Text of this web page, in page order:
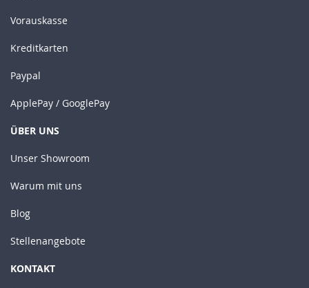
Vorauskasse
Kreditkarten
Paypal
ApplePay / GooglePay
ÜBER UNS
Unser Showroom
Warum mit uns
Blog
Stellenangebote
KONTAKT